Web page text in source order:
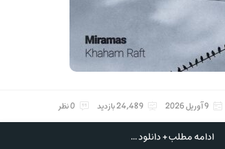
9 آوریل 2026 24,489 بازدید 0 نظر
ادامه مطلب + دانلود ...